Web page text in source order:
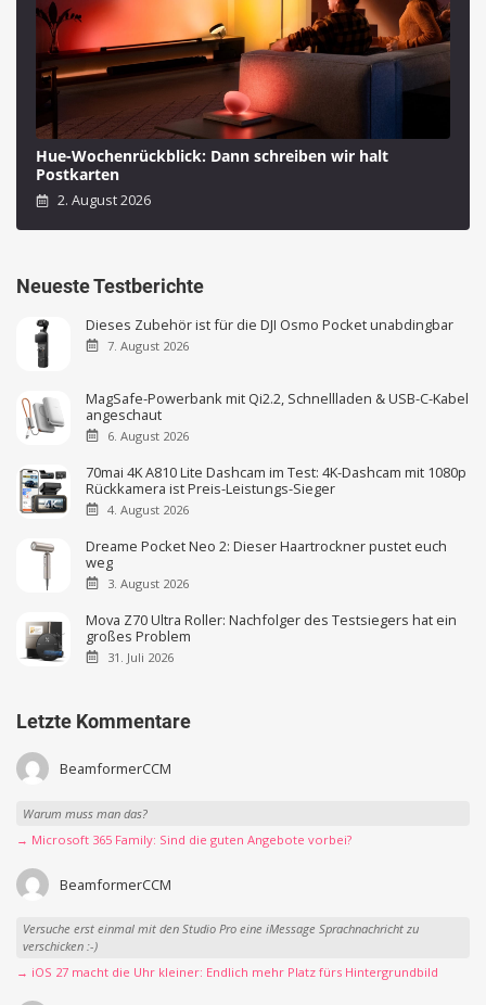
Hue-Wochenrückblick: Dann schreiben wir halt
Postkarten
2. August 2026
Neueste Testberichte
Dieses Zubehör ist für die DJI Osmo Pocket unabdingbar
7. August 2026
MagSafe-Powerbank mit Qi2.2, Schnellladen & USB-C-Kabel
angeschaut
6. August 2026
70mai 4K A810 Lite Dashcam im Test: 4K-Dashcam mit 1080p
Rückkamera ist Preis-Leistungs-Sieger
4. August 2026
Dreame Pocket Neo 2: Dieser Haartrockner pustet euch
weg
3. August 2026
Mova Z70 Ultra Roller: Nachfolger des Testsiegers hat ein
großes Problem
31. Juli 2026
Letzte Kommentare
BeamformerCCM
Warum muss man das?
→ Microsoft 365 Family: Sind die guten Angebote vorbei?
BeamformerCCM
Versuche erst einmal mit den Studio Pro eine iMessage Sprachnachricht zu
verschicken :-)
→ iOS 27 macht die Uhr kleiner: Endlich mehr Platz fürs Hintergrundbild